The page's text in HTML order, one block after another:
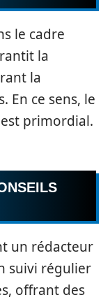
le cadre
la
la
En ce sens, le
primordial.
un rédacteur
suivi régulier
offrant des